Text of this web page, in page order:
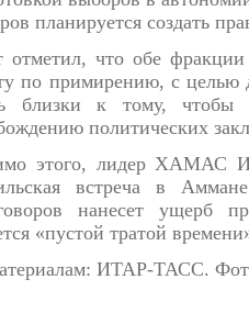
планируется создать
отметил, что обе
по примирению, с целью
близки к тому, чтобы
политических
этого, лидер ХАМАС
встреча в
нанесет ущерб
«пустой тратой
ИТАР-ТАСС.